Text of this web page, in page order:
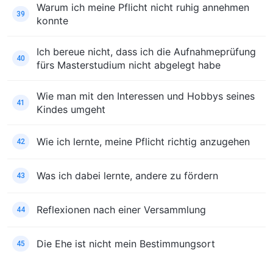
39
Warum ich meine Pflicht nicht ruhig annehmen
konnte
40
Ich bereue nicht, dass ich die Aufnahmeprüfung
fürs Masterstudium nicht abgelegt habe
41
Wie man mit den Interessen und Hobbys seines
Kindes umgeht
42 Wie ich lernte, meine Pflicht richtig anzugehen
43 Was ich dabei lernte, andere zu fördern
44 Reflexionen nach einer Versammlung
45 Die Ehe ist nicht mein Bestimmungsort